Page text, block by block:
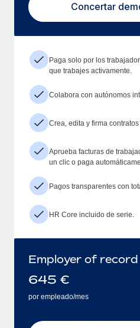
Concertar
Paga solo por los
que trabajes activamente.
Colabora con autónomos
Crea, edita y firma
Aprueba facturas de
un clic o paga
Pagos transparentes con
HR Core incluido de serie.
Employer of record
645 €
por empleado/mes